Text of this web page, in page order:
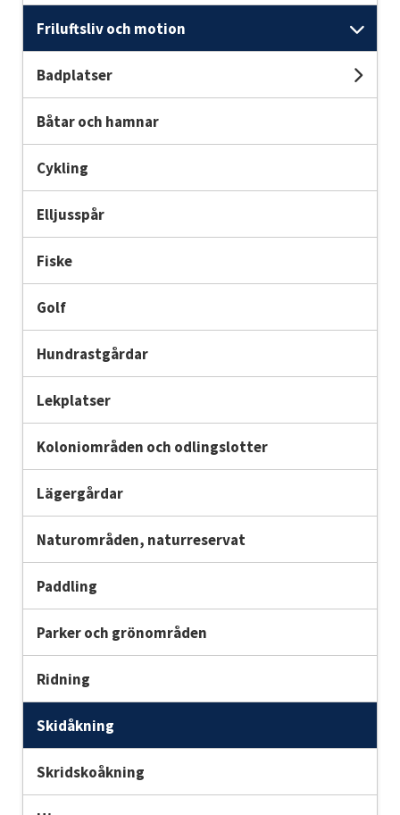
Friluftsliv och motion
Badplatser
Båtar och hamnar
Cykling
Elljusspår
Fiske
Golf
Hundrastgårdar
Lekplatser
Koloniområden och odlingslotter
Lägergårdar
Naturområden, naturreservat
Paddling
Parker och grönområden
Ridning
Skidåkning
Skridskoåkning